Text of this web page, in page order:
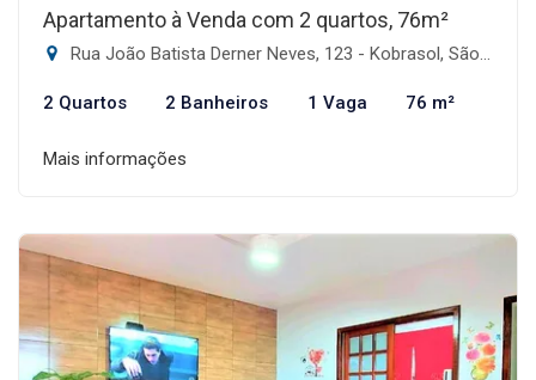
Apartamento à Venda com 2 quartos, 76m²
Rua João Batista Derner Neves, 123 - Kobrasol, São José-SC
2 Quartos 2 Banheiros 1 Vaga 76 m²
Mais informações